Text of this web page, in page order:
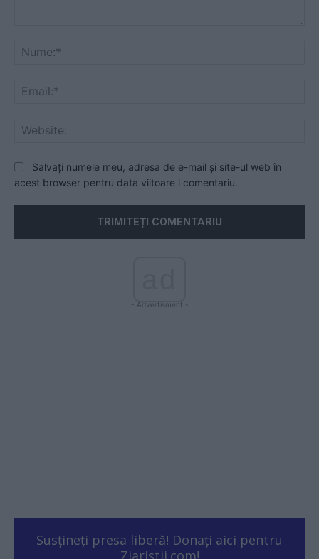
Salvați numele meu, adresa de e-mail și site-ul web în
acest browser pentru data viitoare i comentariu.
- Advertisment -
Susțineți presa liberă! Donați aici pentru